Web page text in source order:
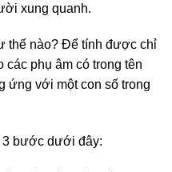
xung quanh.
thế nào? Để tính được chỉ
các phụ âm có trong tên
ứng với một con số trong
3 bước dưới đây: